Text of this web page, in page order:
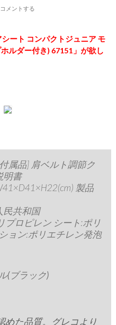
コメントする
シート コンパクトジュニア モ
ルダー付き) 67151」が欲し
属品] 肩ベルト調節ク
明書
製品
民共和国
プロピレン シート:ポリ
ョン:ポリエチレン発泡
(ブラック)
めた品質。グレコより